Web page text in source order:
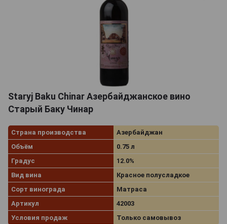
Staryj Baku Chinar Азербайджанское вино
Старый Баку Чинар
Страна производства
Азербайджан
Объём
0.75 л
Градус
12.0%
Вид вина
Красное полусладкое
Сорт винограда
Матраса
Артикул
42003
Условия продаж
Только самовывоз